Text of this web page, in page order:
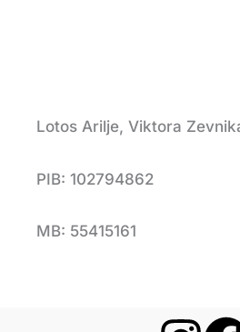
Lotos Arilje, Viktora
PIB: 102794862
MB: 55415161